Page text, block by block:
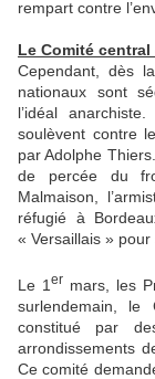
rempart contre
Le Comité
Cependant, dès
nationaux sont
l’idéal
soulèvent contre
par Adolphe
de percée du
Malmaison,
réfugié à
« Versaillais » pour
Le 1 er mars, les
surlendemain,
constitué par
arrondissements
Ce comité